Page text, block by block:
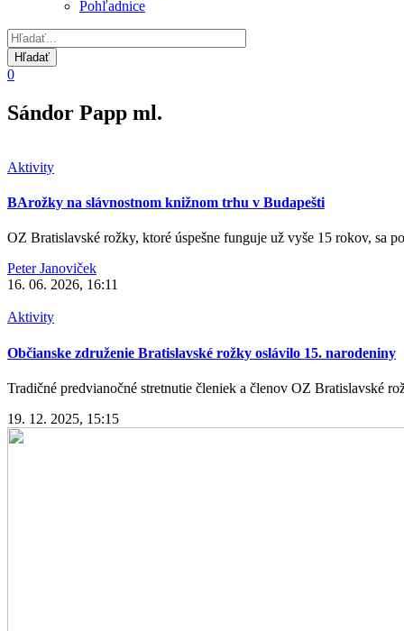
Pohľadnice
0
Sándor Papp ml.
Aktivity
BArožky na slávnostnom knižnom trhu v Budapešti
OZ Bratislavské rožky, ktoré úspešne funguje už vyše 15 rokov, sa
Peter Janoviček
16. 06. 2026, 16:11
Aktivity
Občianske združenie Bratislavské rožky oslávilo 15. narodeniny
Tradičné predvianočné stretnutie členiek a členov OZ Bratislavské
19. 12. 2025, 15:15